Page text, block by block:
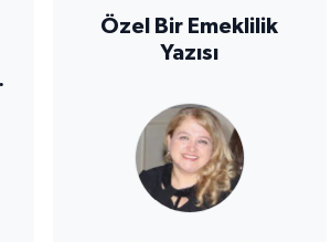
Özel Bir Emeklilik
Yazısı